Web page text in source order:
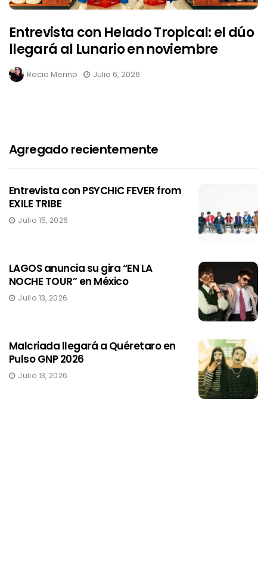
Entrevista con Helado Tropical: el dúo
llegará al Lunario en noviembre
Rocio Merino Julio 6, 2026
Agregado recientemente
Entrevista con PSYCHIC FEVER from
EXILE TRIBE
Julio 15, 2026
LAGOS anuncia su gira “EN LA
NOCHE TOUR” en México
Julio 13, 2026
Malcriada llegará a Quéretaro en
Pulso GNP 2026
Julio 13, 2026